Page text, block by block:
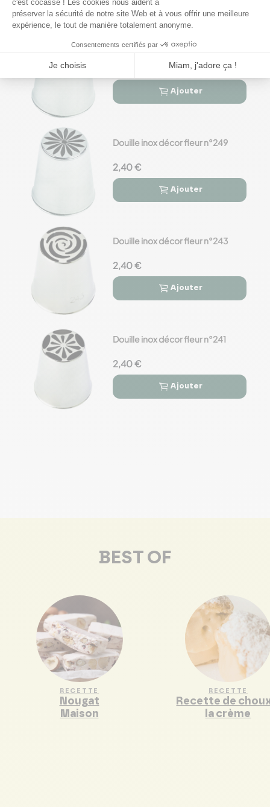
 
Douille inox décor fleur n°257
 
Ajouter
Douille inox décor fleur n°249
2,40 €
 
Ajouter
Douille inox décor fleur n°243
2,40 €
 
Ajouter
Douille inox décor fleur n°241
2,40 €
 
Ajouter
BEST OF
RECETTE
Nougat
Maison
RECETTE
Recette de
la crème